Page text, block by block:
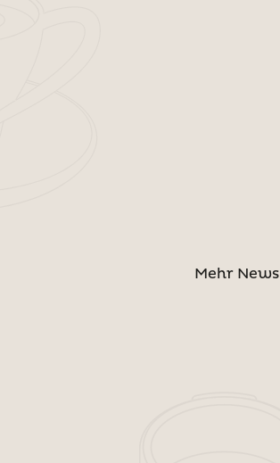
Mehr News